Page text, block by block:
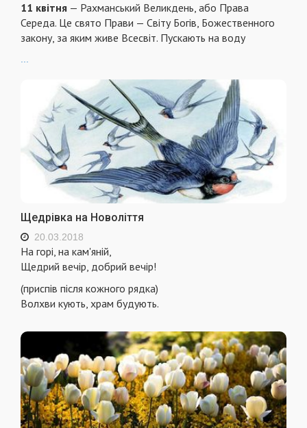
11 квітня — Рахманський Великдень, або Права
Середа. Це свято Прави — Світу Богів, Божественного
закону, за яким живе Всесвіт. Пускають на воду
...
Щедрівка на Новоліття
20.03.2018
На горі, на кам'яній,
Щедрий вечір, добрий вечір!
(приспів після кожного рядка)
Волхви кують, храм будують.